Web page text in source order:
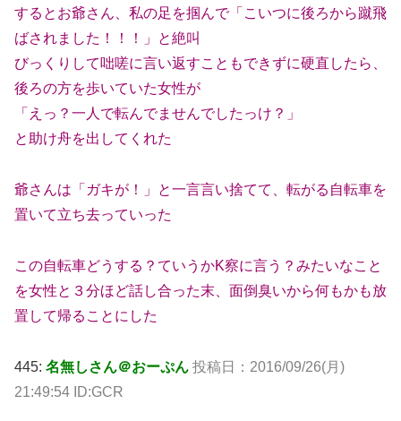
するとお爺さん、私の足を掴んで「こいつに後ろから蹴飛
ばされました！！！」と絶叫
びっくりして咄嗟に言い返すこともできずに硬直したら、
後ろの方を歩いていた女性が
「えっ？一人で転んでませんでしたっけ？」
と助け舟を出してくれた
爺さんは「ガキが！」と一言言い捨てて、転がる自転車を
置いて立ち去っていった
この自転車どうする？ていうかK察に言う？みたいなこと
を女性と３分ほど話し合った末、面倒臭いから何もかも放
置して帰ることにした
445: 名無しさん＠おーぷん 投稿日：2016/09/26(月)
21:49:54 ID:GCR